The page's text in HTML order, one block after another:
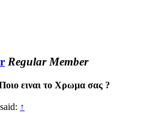
Regular Member
ειναι το Χρωμα σας ?
↑